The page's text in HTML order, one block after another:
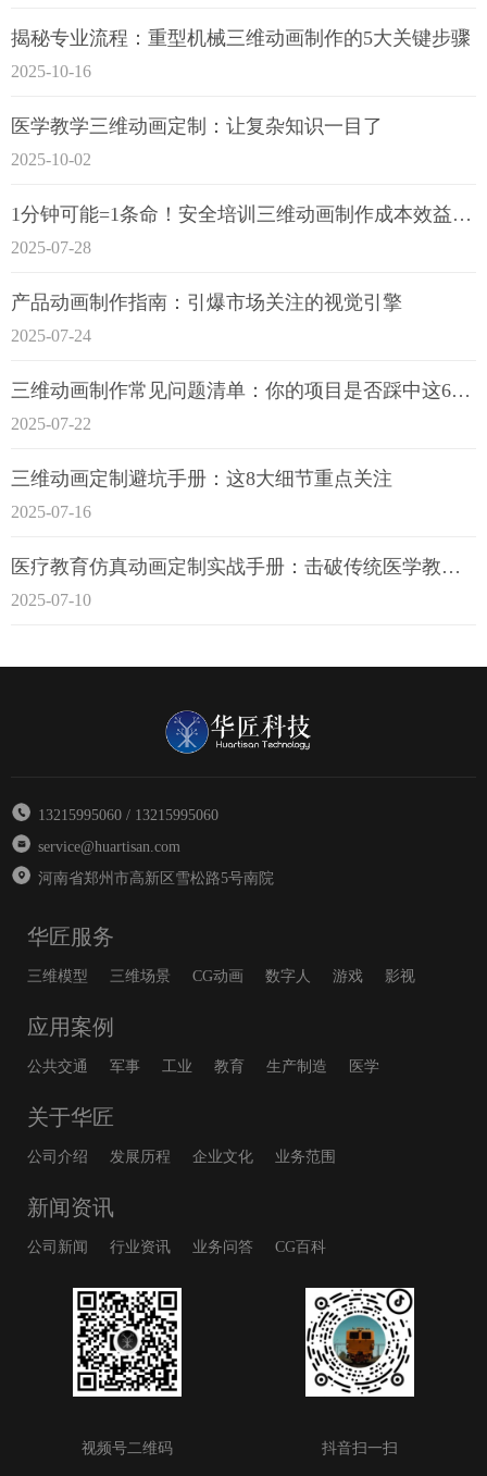
揭秘专业流程：重型机械三维动画制作的5大关键步骤
2025-10-16
医学教学三维动画定制：让复杂知识一目了
2025-10-02
1分钟可能=1条命！安全培训三维动画制作成本效益深度拆解
2025-07-28
产品动画制作指南：引爆市场关注的视觉引擎
2025-07-24
三维动画制作常见问题清单：你的项目是否踩中这6大技术雷区？
2025-07-22
三维动画定制避坑手册：这8大细节重点关注
2025-07-16
医疗教育仿真动画定制实战手册：击破传统医学教育7大痛点
2025-07-10
13215995060 / 13215995060
service@huartisan.com
河南省郑州市高新区雪松路5号南院
华匠服务
三维模型 三维场景 CG动画 数字人 游戏 影视
应用案例
公共交通 军事 工业 教育 生产制造 医学
关于华匠
公司介绍 发展历程 企业文化 业务范围
新闻资讯
公司新闻 行业资讯 业务问答 CG百科
视频号二维码 抖音扫一扫